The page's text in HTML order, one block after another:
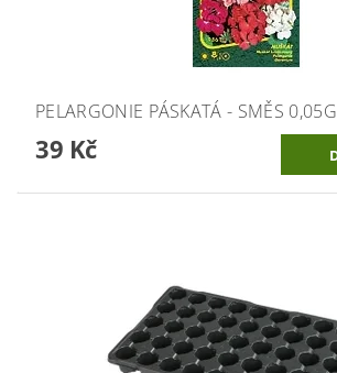
PELARGONIE PÁSKATÁ - SMĚS 0,05G
39 Kč